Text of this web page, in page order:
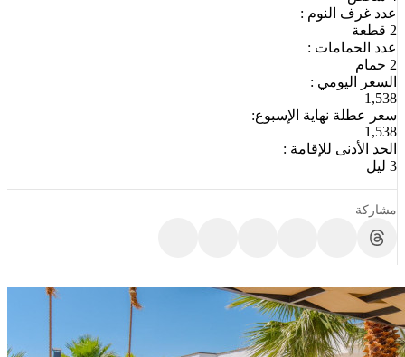
عدد غرف النوم :
2 قطعة
عدد الحمامات :
2 حمام
السعر اليومي :
1,538
سعر عطلة نهاية الإسبوع:
1,538
الحد الأدنى للإقامة :
3 ليل
مشاركة